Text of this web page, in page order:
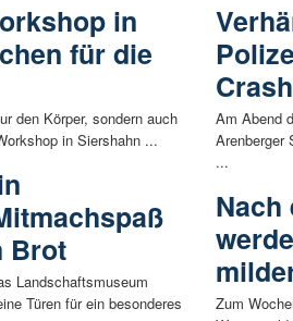
in
für die
den Körper, sondern auch
in Siershahn ...
Brot
Landschaftsmuseum
Türen für ein besonderes
Am Abend
Arenberger
...
Nach
Zum